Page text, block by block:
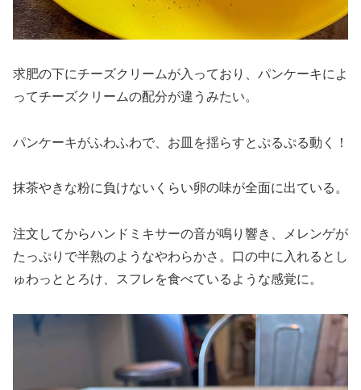
求肥の下にチーズクリームが入っており、パンケーキによ
ってチーズクリームの配分が違うみたい。
パンケーキがふわふわで、お皿を揺らすとぷるぷる動く！
抹茶やきな粉に負けないくらい卵の味が全面に出ている。
注文してからハンドミキサーの音が鳴り響き、メレンゲが
たっぷりで半熟のようなやわらかさ。口の中に入れるとし
ゅわっととろけ、スフレを食べているような感覚に。